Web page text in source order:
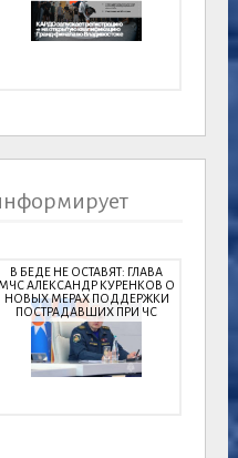
В БЕДЕ НЕ ОСТАВЯТ: ГЛАВА
МЧС АЛЕКСАНДР КУРЕНКОВ О
НОВЫХ МЕРАХ ПОДДЕРЖКИ
ПОСТРАДАВШИХ ПРИ ЧС